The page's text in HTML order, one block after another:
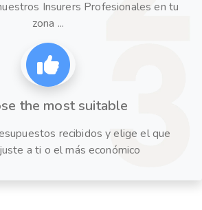
Insurers Profesionales en tu
zona ...
the most suitable
recibidos y elige el que
a ti o el más económico